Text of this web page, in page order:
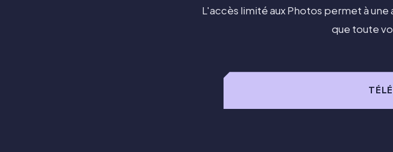
L'accès limité aux Photos permet à
que toute